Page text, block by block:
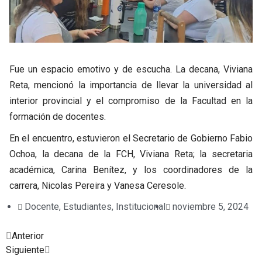
Fue un espacio emotivo y de escucha. La decana, Viviana
Reta, mencionó la importancia de llevar la universidad al
interior provincial y el compromiso de la Facultad en la
formación de docentes.
En el encuentro, estuvieron el Secretario de Gobierno Fabio
Ochoa, la decana de la FCH, Viviana Reta; la secretaria
académica, Carina Benítez, y los coordinadores de la
carrera, Nicolas Pereira y Vanesa Ceresole.
Docente, Estudiantes, Institucional noviembre 5, 2024
Prev
Anterior
Siguiente